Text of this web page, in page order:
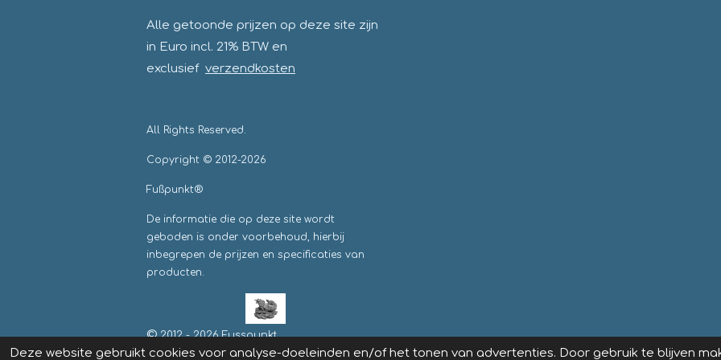
Deze website gebruikt cookies voor analyse-doeleinden en/of het tonen van advertenties. Door gebruik te blijven
Alle getoonde prijzen op deze site zijn
in Euro incl. 21% BTW en
exclusief verzendkosten
All Rights Reserved.
Copyright © 2012-2026
Fußpunkt®
De informatie die op deze site wordt
geboden is onder voorbehoud, hierbij
inbegrepen de prijzen en specificaties van
producten.
©2012 - 2026 Fusspunkt